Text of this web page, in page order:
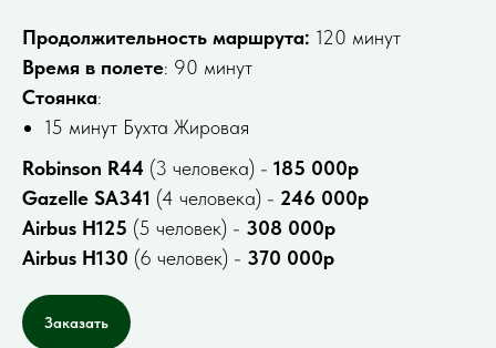
Продолжительность маршрута: 120 минут
Время в полете: 90 минут
Стоянка:
15 минут Бухта Жировая
Robinson R44 (3 человека) - 185 000р
Gazelle SA341 (4 человека) - 246 000р
Airbus H125 (5 человек) - 308 000р
Airbus H130 (6 человек) - 370 000р
Заказать